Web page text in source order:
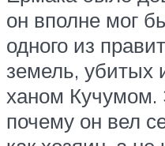
он вполне мог
одного из
земель, убитых
ханом Кучумом.
почему он вел